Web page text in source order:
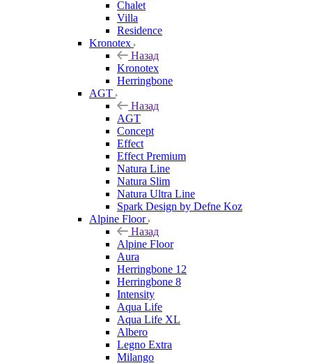
Chalet
Villa
Residence
Kronotex
Назад
Kronotex
Herringbone
AGT
Назад
AGT
Concept
Effect
Effect Premium
Natura Line
Natura Slim
Natura Ultra Line
Spark Design by Defne Koz
Alpine Floor
Назад
Alpine Floor
Aura
Herringbone 12
Herringbone 8
Intensity
Aqua Life
Aqua Life XL
Albero
Legno Extra
Milango